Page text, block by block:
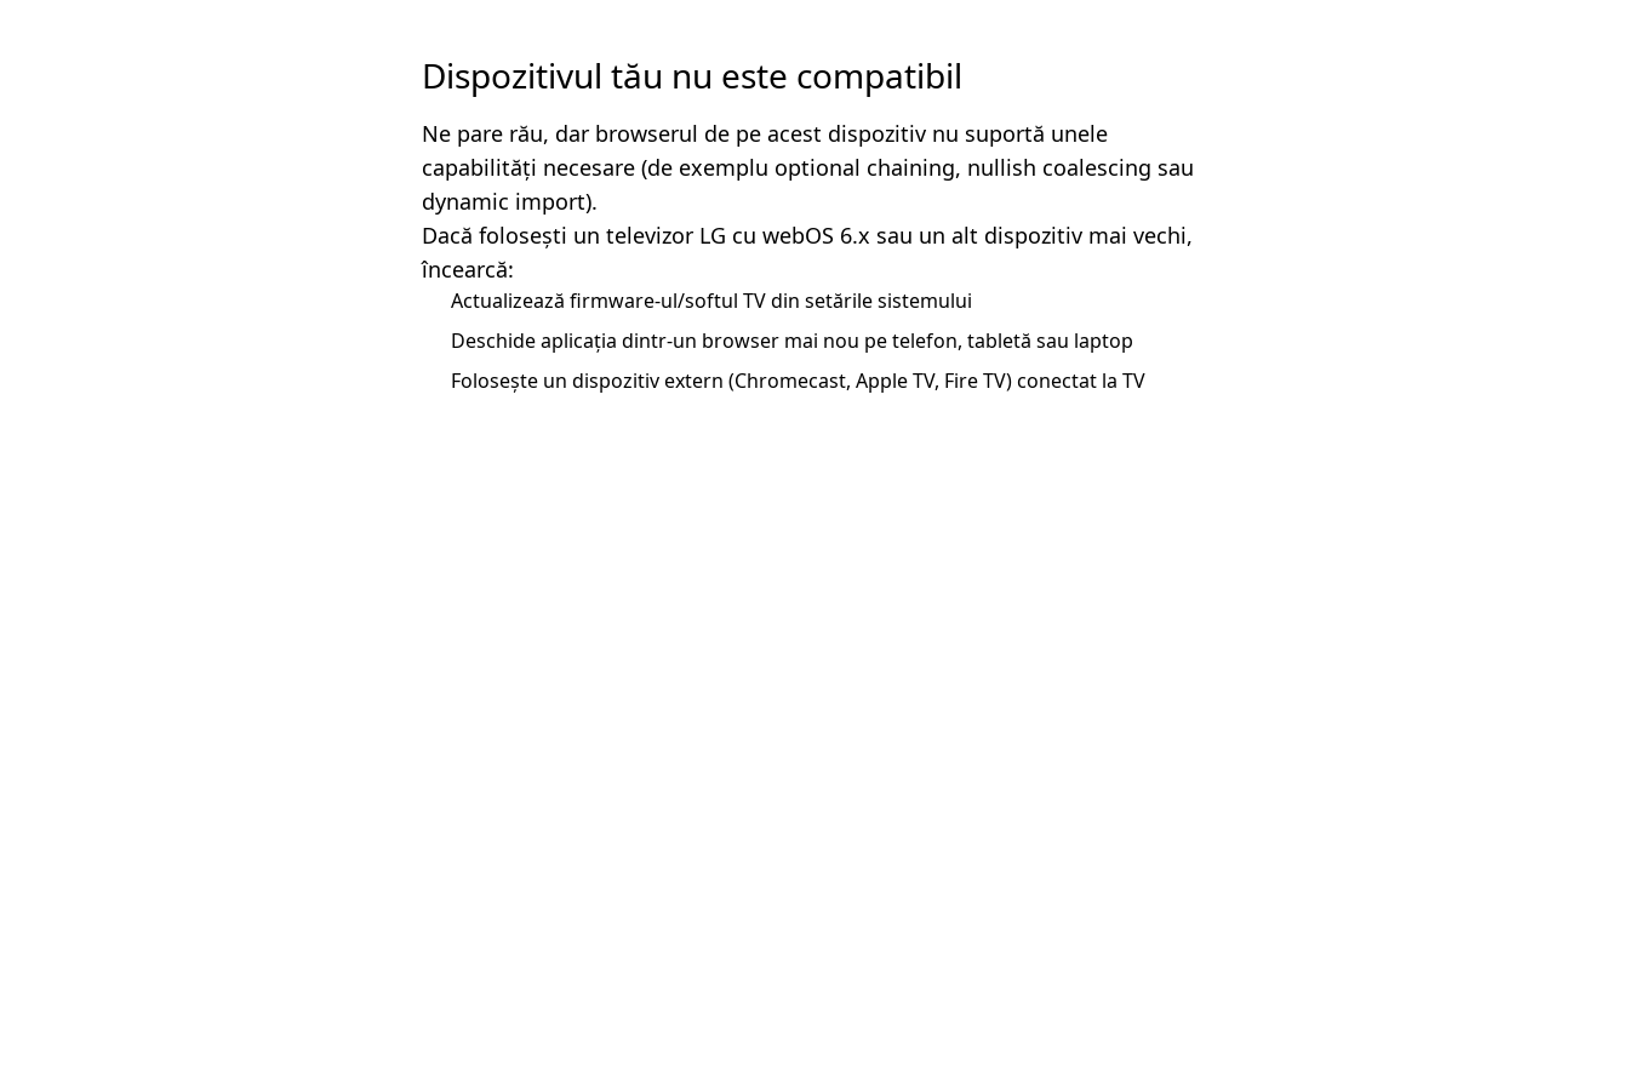
Dispozitivul tău nu este compatibil
Ne pare rău, dar browserul de pe acest dispozitiv nu suportă unele
capabilități necesare (de exemplu optional chaining, nullish coalescing sau
dynamic import).
Dacă folosești un televizor LG cu webOS 6.x sau un alt dispozitiv mai vechi,
încearcă:
Actualizează firmware-ul/softul TV din setările sistemului
Deschide aplicația dintr-un browser mai nou pe telefon, tabletă sau laptop
Folosește un dispozitiv extern (Chromecast, Apple TV, Fire TV) conectat la TV